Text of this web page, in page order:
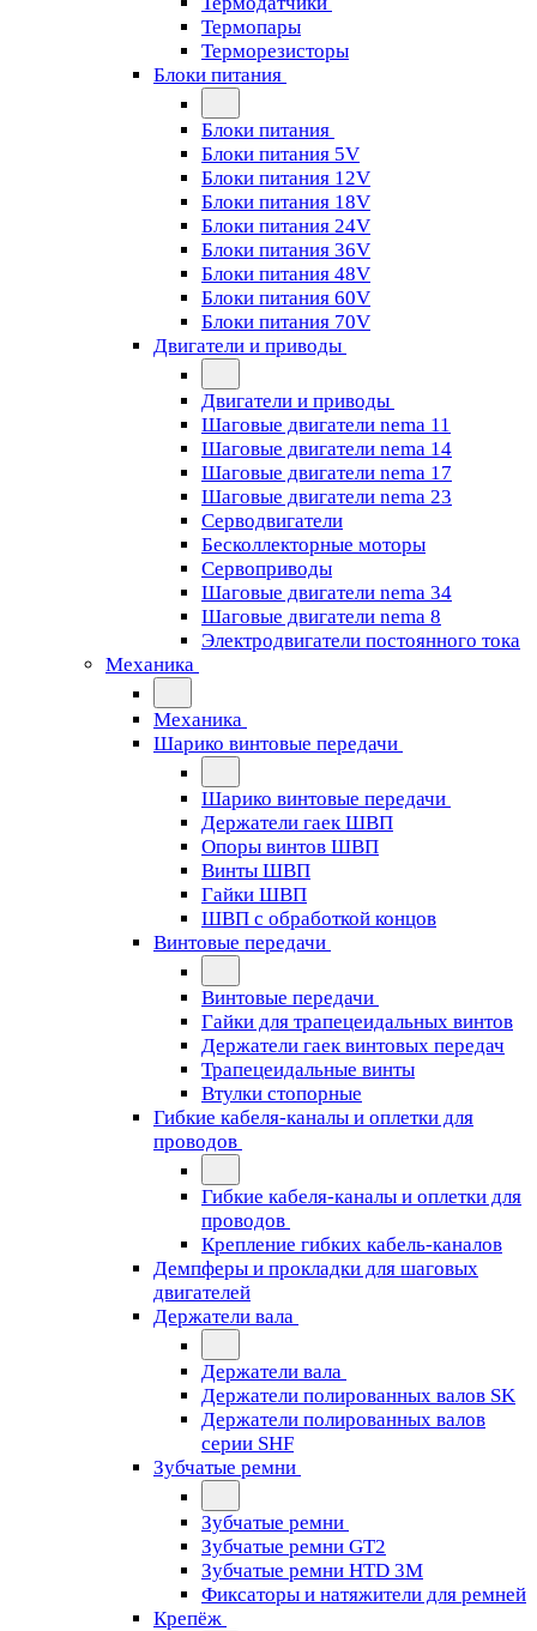
Термопары
Терморезисторы
Блоки питания
Блоки питания
Блоки питания 5V
Блоки питания 12V
Блоки питания 18V
Блоки питания 24V
Блоки питания 36V
Блоки питания 48V
Блоки питания 60V
Блоки питания 70V
Двигатели и приводы
Двигатели и приводы
Шаговые двигатели nema 11
Шаговые двигатели nema 14
Шаговые двигатели nema 17
Шаговые двигатели nema 23
Cерводвигатели
Бесколлекторные моторы
Сервоприводы
Шаговые двигатели nema 34
Шаговые двигатели nema 8
Электродвигатели постоянного тока
Механика
Механика
Шарико винтовые передачи
Шарико винтовые передачи
Держатели гаек ШВП
Опоры винтов ШВП
Винты ШВП
Гайки ШВП
ШВП с обработкой концов
Винтовые передачи
Винтовые передачи
Гайки для трапецеидальных винтов
Держатели гаек винтовых передач
Трапецеидальные винты
Втулки стопорные
Гибкие кабеля-каналы и оплетки для
проводов
Гибкие кабеля-каналы и оплетки для
проводов
Крепление гибких кабель-каналов
Демпферы и прокладки для шаговых
двигателей
Держатели вала
Держатели вала
Держатели полированных валов SK
Держатели полированных валов
серии SHF
Зубчатые ремни
Зубчатые ремни
Зубчатые ремни GT2
Зубчатые ремни HTD 3M
Фиксаторы и натяжители для ремней
Крепёж